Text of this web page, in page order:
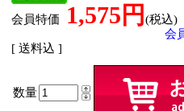
会員特価 1,575円 (税込)
会
[ 送料込 ]
数量